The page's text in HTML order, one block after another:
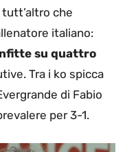
che
italiano:
su quattro
Tra i ko spicca
di Fabio
per 3-1.